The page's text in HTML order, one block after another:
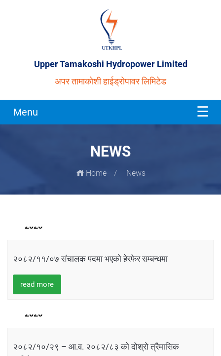
Upper Tamakoshi Hydropower Limited
अपर तामाकोशी हाईड्रोपावर लिमिटेड
Menu
NEWS
Home News
2026
२०८२/११/०७ संचालक पदमा भएको हेरफेर सम्बन्धमा
read more
12
2026
२०८२/१०/२९ – आ.व. २०८२/८३ को दोश्रो त्रैमासिक